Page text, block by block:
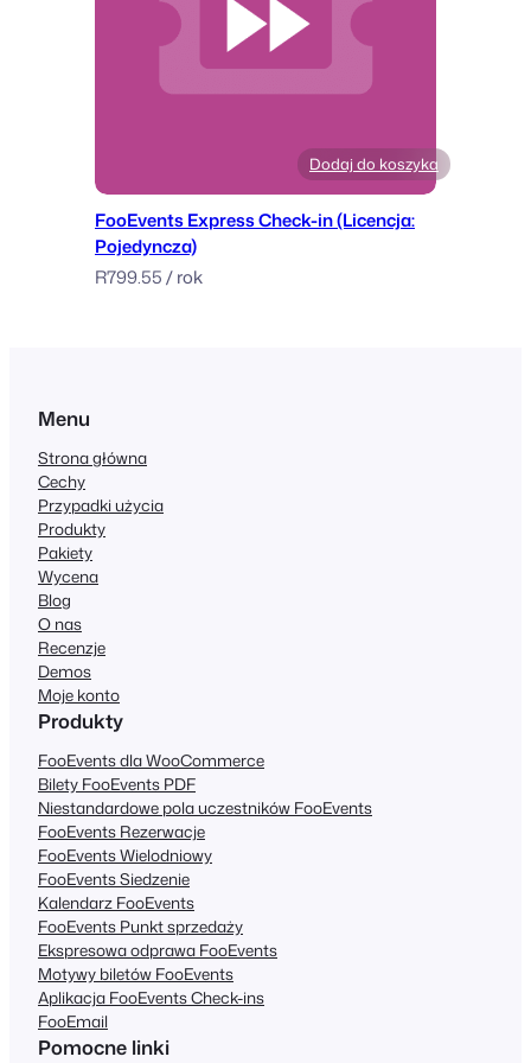
Dodaj do koszyka
FooEvents Express Check-in (Licencja:
Pojedyncza)
R799.55/ rok
Menu
Strona główna
Cechy
Przypadki użycia
Produkty
Pakiety
Wycena
Blog
O nas
Recenzje
Demos
Moje konto
Produkty
FooEvents dla WooCommerce
Bilety FooEvents PDF
Niestandardowe pola uczestników FooEvents
FooEvents Rezerwacje
FooEvents Wielodniowy
FooEvents Siedzenie
Kalendarz FooEvents
FooEvents Punkt sprzedaży
Ekspresowa odprawa FooEvents
Motywy biletów FooEvents
Aplikacja FooEvents Check-ins
FooEmail
Pomocne linki